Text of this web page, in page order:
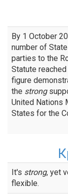
By 1 October
number of
parties to the
Statute reached
figure
the strong
United Nations
States for the
It's strong, yet
flexible.